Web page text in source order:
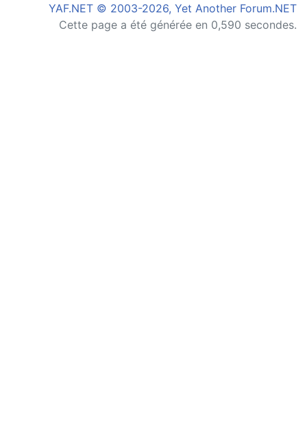
YAF.NET © 2003-2026, Yet Another Forum.NET
Cette page a été générée en 0,590 secondes.